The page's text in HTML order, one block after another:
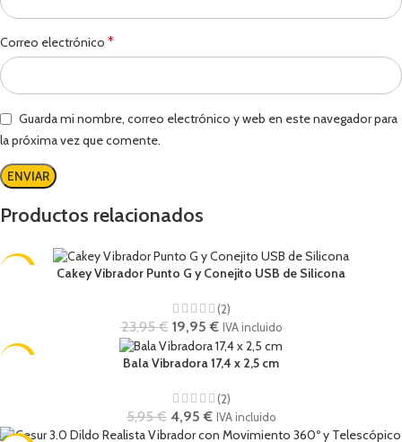
Correo electrónico *
Guarda mi nombre, correo electrónico y web en este navegador para
la próxima vez que comente.
Productos relacionados
Cakey Vibrador Punto G y Conejito USB de Silicona
(2)
23,95€ 19,95€ IVA incluido
Bala Vibradora 17,4 x 2,5 cm
(2)
5,95€ 4,95€ IVA incluido